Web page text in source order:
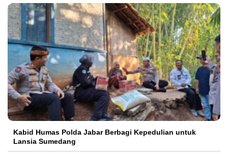
Kabid Humas Polda Jabar Berbagi Kepedulian untuk
Lansia Sumedang